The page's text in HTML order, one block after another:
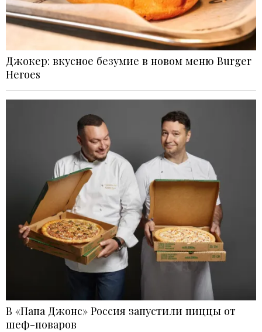
Джокер: вкусное безумие в новом меню Burger
Heroes
В «Папа Джонс» Россия запустили пиццы от
шеф-поваров